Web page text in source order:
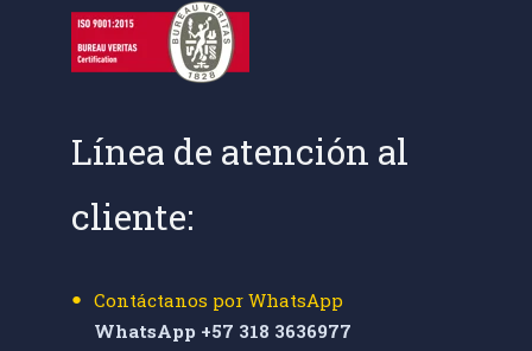
Línea de atención al
cliente:
Contáctanos por WhatsApp
WhatsApp +57 318 3636977